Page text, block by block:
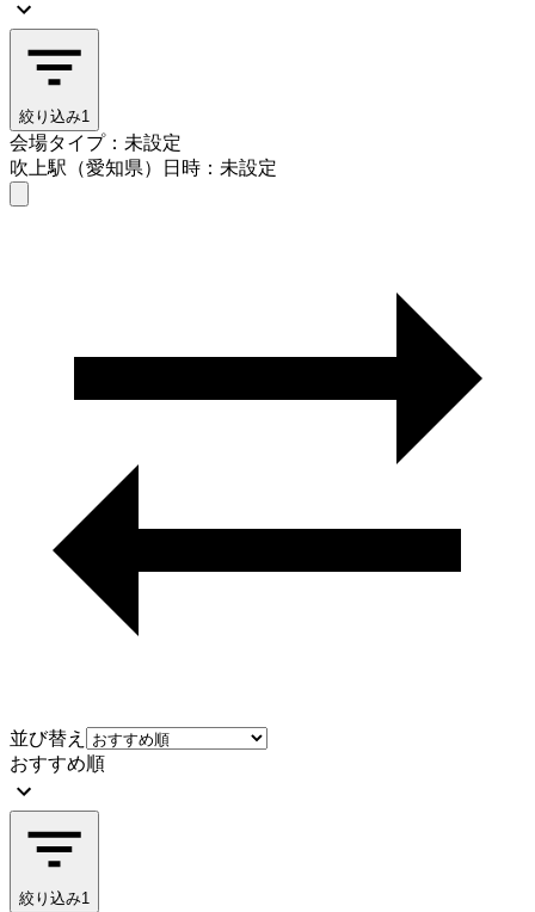
絞り込み1
会場タイプ：未設定
吹上駅（愛知県）
日時：未設定
並び替え
おすすめ順
絞り込み1